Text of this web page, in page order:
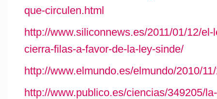
que-circulen.html
http://www.siliconnews.es/2011/01/12/
cierra-filas-a-favor-de-la-ley-sinde/
http://www.elmundo.es/elmundo/2010/
http://www.publico.es/ciencias/349205/